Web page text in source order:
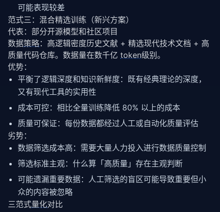
可能表现较差
范式三：混合精选训练（新兴方案）
代表：部分开源模型和社区项目
数据策略：高逻辑密度历史文献 + 精选现代技术文档 + 高
质量代码仓库。数据量在数千亿 token级别。
优势：
平衡了逻辑深度和知识新鲜度：既有经典理论的深度，
又有现代工具的实用性
成本可控：相比全量训练降低 80% 以上的成本
质量可保证：每份数据都经过人工或自动化质量评估
劣势：
数据筛选成本高：需要大量人力投入进行数据质量控制
筛选标准主观：什么算「高质量」存在主观判断
可能遗漏重要数据：人工筛选的盲区可能导致重要但小
众的内容被忽略
三范式量化对比